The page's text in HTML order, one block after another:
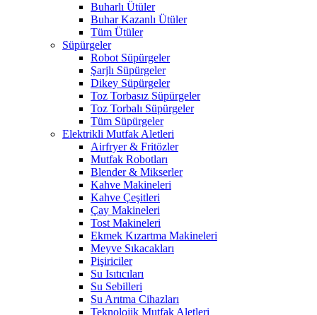
Buharlı Ütüler
Buhar Kazanlı Ütüler
Tüm Ütüler
Süpürgeler
Robot Süpürgeler
Şarjlı Süpürgeler
Dikey Süpürgeler
Toz Torbasız Süpürgeler
Toz Torbalı Süpürgeler
Tüm Süpürgeler
Elektrikli Mutfak Aletleri
Airfryer & Fritözler
Mutfak Robotları
Blender & Mikserler
Kahve Makineleri
Kahve Çeşitleri
Çay Makineleri
Tost Makineleri
Ekmek Kızartma Makineleri
Meyve Sıkacakları
Pişiriciler
Su Isıtıcıları
Su Sebilleri
Su Arıtma Cihazları
Teknolojik Mutfak Aletleri